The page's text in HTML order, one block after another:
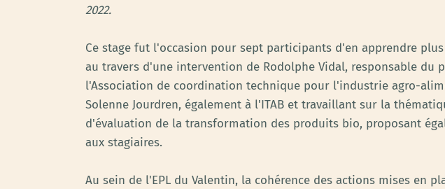
2022.
Ce stage fut l'occasion pour sept participants d'en apprendre
au travers d'une intervention de Rodolphe Vidal, responsable du
l'Association de coordination technique pour l'industrie agro-
Solenne Jourdren, également à l'ITAB et travaillant sur la
d'évaluation de la transformation des produits bio, proposant
aux stagiaires.
Au sein de l'EPL du Valentin, la cohérence des actions mises en